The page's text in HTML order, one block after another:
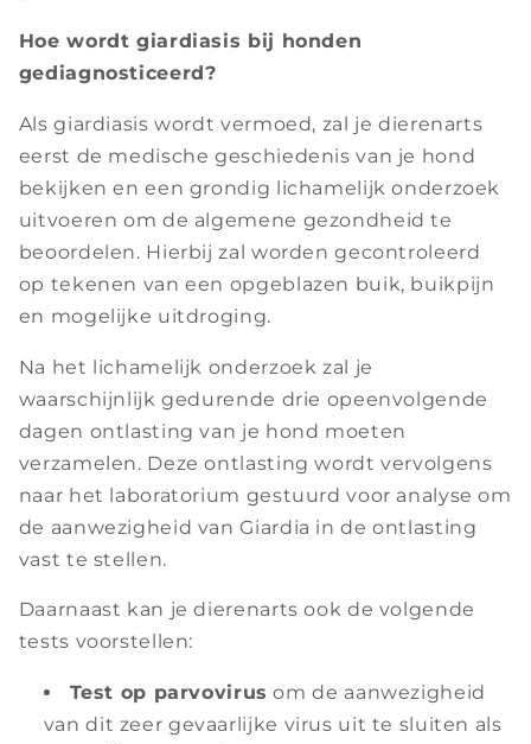
Hoe wordt giardiasis bij honden
gediagnosticeerd?
Als giardiasis wordt vermoed, zal je dierenarts
eerst de medische geschiedenis van je hond
bekijken en een grondig lichamelijk onderzoek
uitvoeren om de algemene gezondheid te
beoordelen. Hierbij zal worden gecontroleerd
op tekenen van een opgeblazen buik, buikpijn
en mogelijke uitdroging.
Na het lichamelijk onderzoek zal je
waarschijnlijk gedurende drie opeenvolgende
dagen ontlasting van je hond moeten
verzamelen. Deze ontlasting wordt vervolgens
naar het laboratorium gestuurd voor analyse om
de aanwezigheid van Giardia in de ontlasting
vast te stellen.
Daarnaast kan je dierenarts ook de volgende
tests voorstellen:
Test op parvovirus om de aanwezigheid
van dit zeer gevaarlijke virus uit te sluiten als